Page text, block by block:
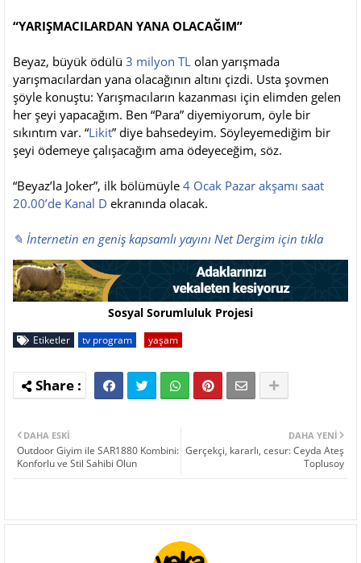
“YARIŞMACILARDAN YANA OLACAĞIM”
Beyaz, büyük ödülü 3 milyon TL olan yarışmada
yarışmacılardan yana olacağının altını çizdi. Usta şovmen
şöyle konuştu: Yarışmacıların kazanması için elimden gelen
her şeyi yapacağım. Ben “Para” diyemiyorum, öyle bir
sıkıntım var. “Likit” diye bahsedeyim. Söyleyemediğim bir
şeyi ödemeye çalışacağım ama ödeyeceğim, söz.
“Beyaz’la Joker”, ilk bölümüyle 4 Ocak Pazar akşamı saat
20.00’de Kanal D ekranında olacak.
✎ İnternetin en geniş kapsamlı yayını Net Dergim için tıkla
Sosyal Sorumluluk Projesi
Etiketler tv program yaşam
DAHA YENI
Gerçekçi, kararlı, cesur: Ceyda Ateş
Toplusoy
DAHA ESKI
Outdoor Giyim ile SAR1880 Kombini:
Konforlu ve Stil Sahibi Olun